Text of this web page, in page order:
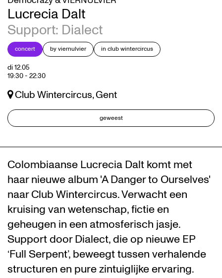
Lucrecia Dalt
Support: Dialect
concert by viernulvier in club wintercircus
di 12.05
19:30- 22:30
Club Wintercircus, Gent
geweest
Colombiaanse Lucrecia Dalt komt met
haar nieuwe album 'A Danger to Ourselves'
naar Club Wintercircus. Verwacht een
kruising van wetenschap, fictie en
geheugen in een atmosferisch jasje.
Support door Dialect, die op nieuwe EP
‘Full Serpent’, beweegt tussen verhalende
structuren en pure zintuiglijke ervaring.